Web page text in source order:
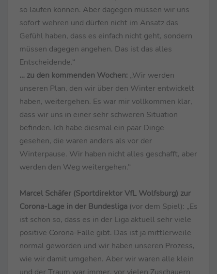
so laufen können. Aber dagegen müssen wir uns
sofort wehren und dürfen nicht im Ansatz das
Gefühl haben, dass es einfach nicht geht, sondern
müssen dagegen angehen. Das ist das alles
Entscheidende.“
… zu den kommenden Wochen: „Wir werden
unseren Plan, den wir über den Winter entwickelt
haben, weitergehen. Es war mir vollkommen klar,
dass wir uns in einer sehr schweren Situation
befinden. Ich habe diesmal ein paar Dinge
gesehen, die waren anders als vor der
Winterpause. Wir haben nicht alles geschafft, aber
werden den Weg weitergehen.“
Marcel Schäfer (Sportdirektor VfL Wolfsburg) zur
Corona-Lage in der Bundesliga (vor dem Spiel): „Es
ist schon so, dass es in der Liga aktuell sehr viele
positive Corona-Fälle gibt. Das ist ja mittlerweile
normal geworden und wir haben unseren Prozess,
wie wir damit umgehen. Aber wir waren alle klein